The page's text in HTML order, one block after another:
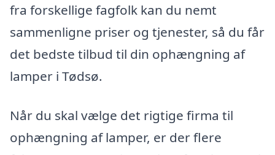
fra forskellige fagfolk kan du nemt
sammenligne priser og tjenester, så du får
det bedste tilbud til din ophængning af
lamper i Tødsø.
Når du skal vælge det rigtige firma til
ophængning af lamper, er der flere